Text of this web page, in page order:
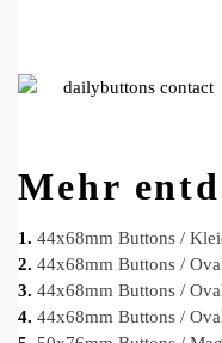
Mehr
1. 44x68mm Buttons /
2. 44x68mm Buttons /
3. 44x68mm Buttons /
4. 44x68mm Buttons /